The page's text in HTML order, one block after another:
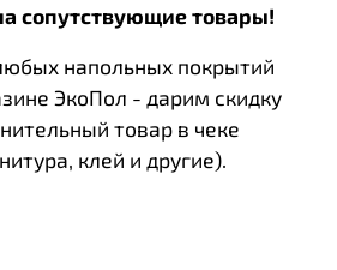
сопутствующие товары!
напольных покрытий
ЭкоПол - дарим скидку
товар в чеке
клей и другие).